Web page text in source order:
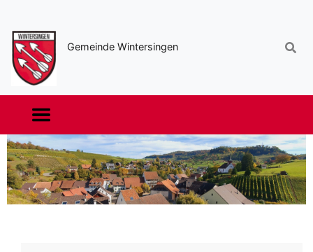
Gemeinde Wintersingen
Navigation